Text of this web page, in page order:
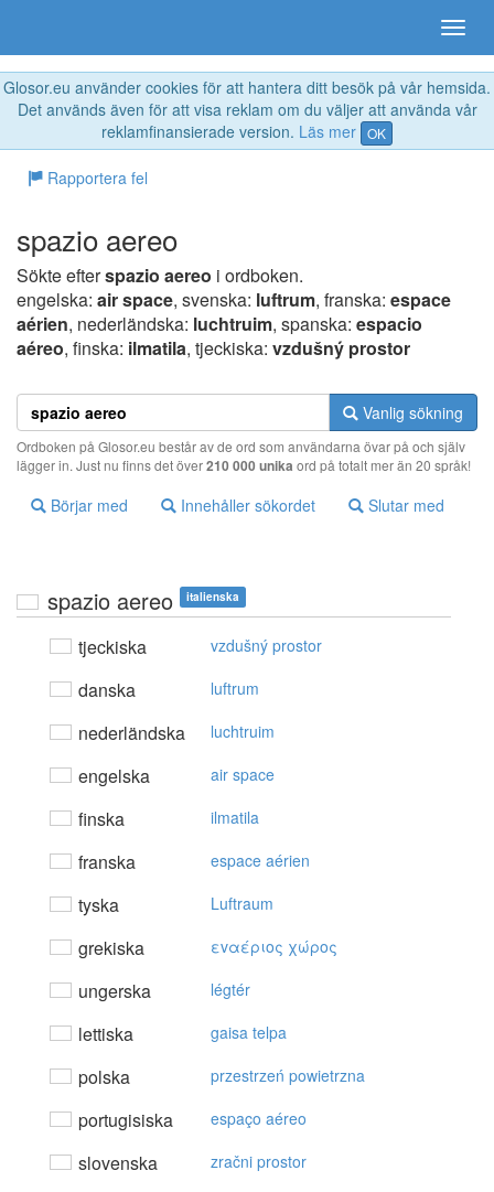
Glosor.eu använder cookies för att hantera ditt besök på vår hemsida.
Det används även för att visa reklam om du väljer att använda vår
reklamfinansierade version. Läs mer OK
Rapportera fel
spazio aereo
Sökte efterspazio aereo i ordboken.
engelska: air space, svenska: luftrum, franska: espace
aérien, nederländska: luchtruim, spanska: espacio
aéreo, finska: ilmatila, tjeckiska: vzdušný prostor
Vanlig sökning
Ordboken på Glosor.eu består av de ord som användarna övar på och själv
lägger in. Just nu finns det över210 000 unika ord på totalt mer än 20 språk!
Börjar med Innehåller sökordet Slutar med
spazio aereo italienska
tjeckiska vzdušný prostor
danska luftrum
nederländska luchtruim
engelska air space
finska ilmatila
franska espace aérien
tyska Luftraum
grekiska εvαέριoς χώρoς
ungerska légtér
lettiska gaisa telpa
polska przestrzeń powietrzna
portugisiska espaço aéreo
slovenska zračni prostor